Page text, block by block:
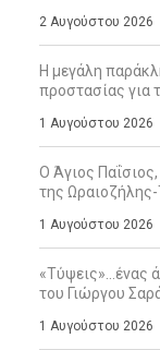
2 Αυγούστου 2026
Η μεγάλη
προστασίας για
1 Αυγούστου 2026
Ο Άγιος
της
1 Αυγούστου 2026
«Τύψεις»…ένας
του Γιώργου
1 Αυγούστου 2026